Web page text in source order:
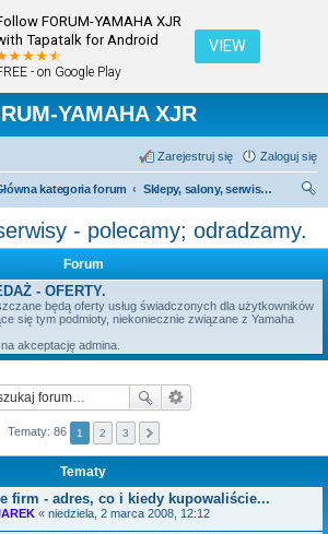
FORUM-YAMAHA XJR
Tapatalk for Android
- on Google Play
VIEW
YAMAHA XJR
Zaloguj się
Zarejestruj się
kategoria forum
Sklepy, salony, serwisy - polecamy; odradzamy.
kaj
- polecamy; odradzamy.
Forum
- OFERTY.
będą oferty usług świadczonych dla użytkowników
się tym podmioty, niekoniecznie związane z Yamaha
akceptację admina.
Tematy: 86 1 2 3
Tematy
firm - adres, co i kiedy kupowaliście...
« niedziela, 2 marca 2008, 12:12